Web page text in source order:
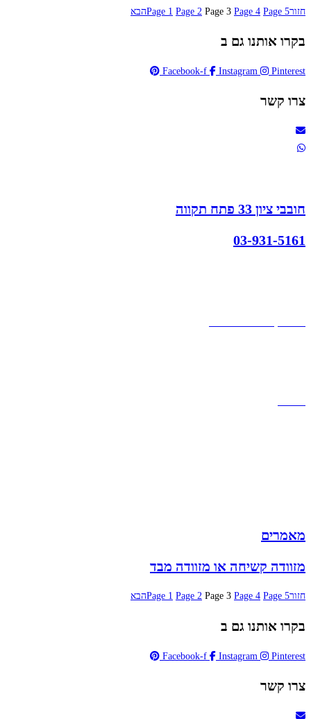
חזור Page 1 Page 2 Page 3 Page 4 Page 5 הבא
בקרו אותנו גם ב
Facebook-f Instagram Pinterest
צרו קשר
חובבי ציון 33 פתח תקווה
03-931-5161
מאמרים
מזוודה קשיחה או מזוודה מבד
חזור Page 1 Page 2 Page 3 Page 4 Page 5 הבא
בקרו אותנו גם ב
Facebook-f Instagram Pinterest
צרו קשר